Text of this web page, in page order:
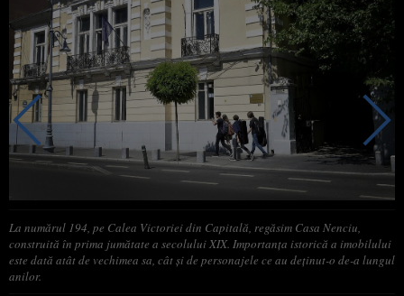
La numărul 194, pe Calea Victoriei din Capitală, regăsim Casa Nenciu,
construită în prima jumătate a secolului XIX. Importanţa istorică a imobilului
este dată atât de vechimea sa, cât şi de personajele ce au deţinut-o de-a lungul
anilor.